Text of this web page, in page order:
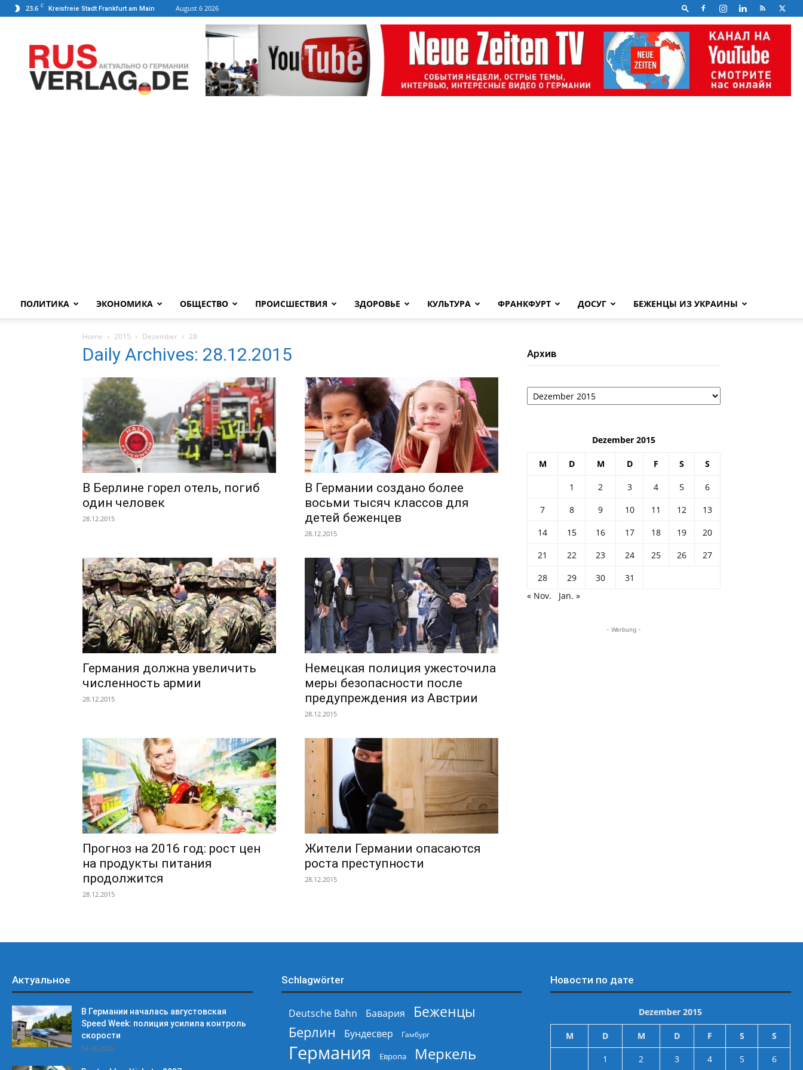
23.6 C Kreisfreie Stadt Frankfurt am Main August 6 2026
ПОЛИТИКА ЭКОНОМИКА ОБЩЕСТВО ПРОИСШЕСТВИЯ ЗДОРОВЬЕ КУЛЬТУРА ФРАНКФУРТ ДОСУГ БЕЖЕНЦЫ ИЗ УКРАИНЫ
Home 2015 Dezember 28
Daily Archives: 28.12.2015
В Берлине горел отель, погиб
один человек
28.12.2015
В Германии создано более
восьми тысяч классов для
детей беженцев
28.12.2015
Германия должна увеличить
численность армии
28.12.2015
Немецкая полиция ужесточила
меры безопасности после
предупреждения из Австрии
28.12.2015
Прогноз на 2016 год: рост цен
на продукты питания
продолжится
28.12.2015
Жители Германии опасаются
роста преступности
28.12.2015
Архив
Архив
Dezember 2015
M D M D F S S
1 2 3 4 5
6
7
8 9 10 11 12
13
14
15 16 17 18 19
20
21
22 23 24 25 26
27
28
29 30
31
« Nov.
Jan. »
- Werbung -
Актуальное
В Германии началась августовская
Speed Week: полиция усилила контроль
скорости
04.08.2026
Schlagwörter
Deutsche Bahn Бавария
Беженцы
Берлин
Бундесвер Гамбург
Германия Европа Меркель
Новости по дате
Dezember 2015
M D M D F S S
1 2 3 4 5 6